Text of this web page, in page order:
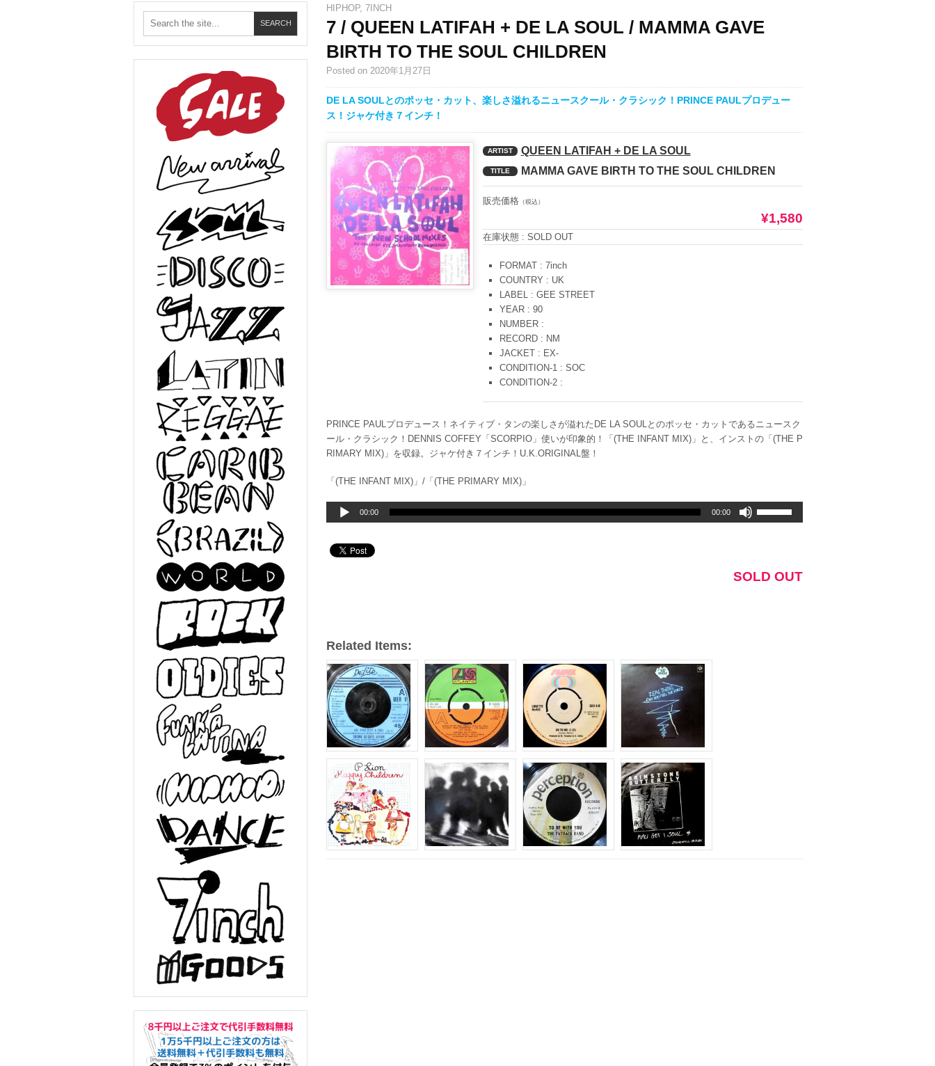
HIPHOP, 7INCH
7 / QUEEN LATIFAH + DE LA SOUL / MAMMA GAVE
BIRTH TO THE SOUL CHILDREN
Posted on 2020年1月27日
DE LA SOULとのポッセ・カット、楽しさ溢れるニュースクール・クラシック！PRINCE PAULプロデュー
ス！ジャケ付き７インチ！
ARTIST QUEEN LATIFAH + DE LA SOUL
TITLE MAMMA GAVE BIRTH TO THE SOUL CHILDREN
販売価格（税込）
¥1,580
在庫状態 : SOLD OUT
FORMAT : 7inch
COUNTRY : UK
LABEL : GEE STREET
YEAR : 90
NUMBER :
RECORD : NM
JACKET : EX-
CONDITION-1 : SOC
CONDITION-2 :
PRINCE PAULプロデュース！ネイティブ・タンの楽しさが溢れたDE LA SOULとのポッセ・カットであるニュースク
ール・クラシック！DENNIS COFFEY「SCORPIO」使いが印象的！「(THE INFANT MIX)」と、インストの「(THE P
RIMARY MIX)」を収録。ジャケ付き７インチ！U.K.ORIGINAL盤！
「(THE INFANT MIX)」/「(THE PRIMARY MIX)」
声
レ
00:00 00:00
ボ
リ
調
SOLD OUT
Related Items: